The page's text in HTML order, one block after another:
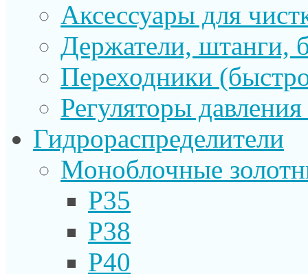
Аксессуары для
Держатели, штанги,
Переходники
Регуляторы
Гидрораспределители
Моноблочные
P35
P38
P40